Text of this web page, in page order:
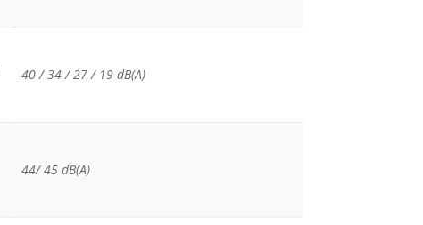
40 / 34 / 27 / 19 dB(A)
44/ 45 dB(A)